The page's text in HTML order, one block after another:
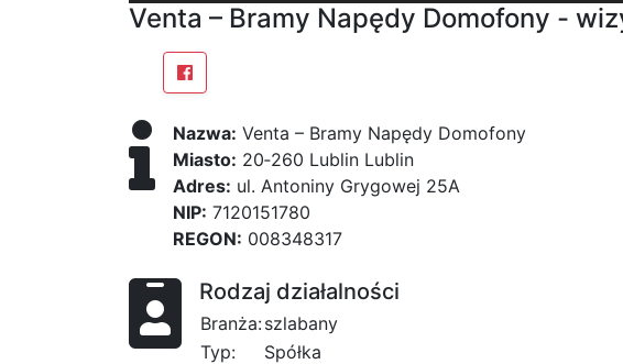
Venta – Bramy Napędy Domofony -
Nazwa: Venta – Bramy Napędy Domofony
Miasto: 20‑260 Lublin Lublin
Adres: ul. Antoniny Grygowej 25A
NIP: 7120151780
REGON: 008348317
Rodzaj działalności
Branża:szlabany
Typ:
Spółka